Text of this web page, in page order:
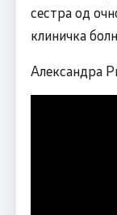
сестра од
клиничка
Александра